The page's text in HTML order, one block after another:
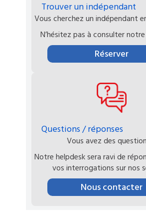
Trouver un indépendant
Vous cherchez un indépendant
N’hésitez pas à consulter
Réserver
Questions / réponses
Vous avez des
Notre helpdesk sera ravi de
vos interrogations sur nos
Nous contacter